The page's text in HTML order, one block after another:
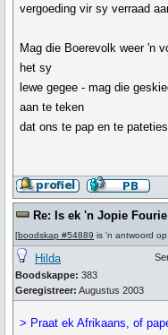
vergoeding vir sy verraad
Mag die Boerevolk weer 'n
het sy
lewe gegee - mag die
aan te teken
dat ons te pap en te
Re: Is ek 'n Jopie
[boodskap #54889 is 'n antwoord op
Hilda
Boodskappe: 383
Geregistreer: Augustus 2003
> Praat ek Afrikaans, of